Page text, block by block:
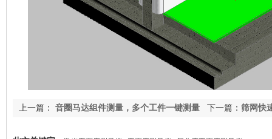
下一篇： 筛网快
上一篇： 音圈马达组件测量，多个工件一键测量